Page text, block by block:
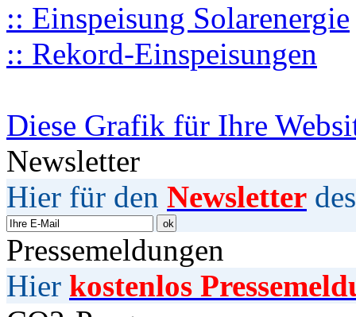
:: Einspeisung Solarenergie
:: Rekord-Einspeisungen
Diese Grafik für Ihre
Newsletter
Hier für den Newsletter
Pressemeldungen
Hier kostenlos